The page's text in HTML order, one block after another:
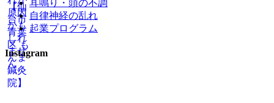
耳鳴り・頭の不調
自律神経の乱れ
起業プログラム
Instagram